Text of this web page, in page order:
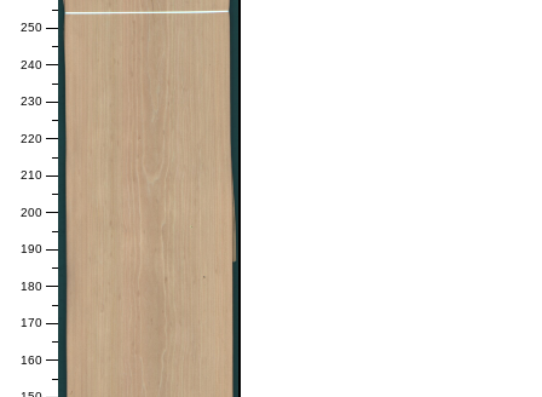
160
170
180
190
200
210
220
230
240
250